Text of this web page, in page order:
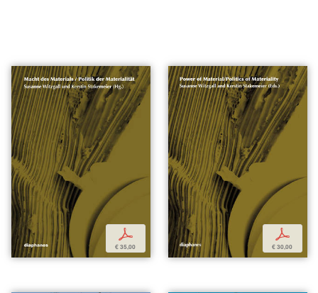
p
€ 35,00
p
€ 30,00